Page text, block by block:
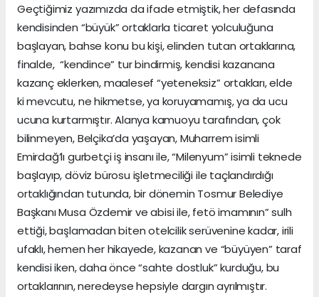
Geçtiğimiz yazımızda da ifade etmiştik, her defasında
kendisinden “büyük” ortaklarla ticaret yolculuğuna
başlayan, bahse konu bu kişi, elinden tutan ortaklarına,
finalde, “kendince” tur bindirmiş, kendisi kazancına
kazanç eklerken, maalesef “yeteneksiz” ortakları, elde
ki mevcutu, ne hikmetse, ya koruyamamış, ya da ucu
ucuna kurtarmıştır. Alanya kamuoyu tarafından, çok
bilinmeyen, Belçika’da yaşayan, Muharrem isimli
Emirdağ’lı gurbetçi iş insanı ile, “Milenyum” isimli teknede
başlayıp, döviz bürosu işletmeciliği ile taçlandırdığı
ortaklığından tutunda, bir dönemin Tosmur Belediye
Başkanı Musa Özdemir ve abisi ile, fetö imamının” sulh
ettiği, başlamadan biten otelcilik serüvenine kadar, irili
ufaklı, hemen her hikayede, kazanan ve “büyüyen” taraf
kendisi iken, daha önce “sahte dostluk” kurduğu, bu
ortaklarının, neredeyse hepsiyle dargın ayrılmıştır.